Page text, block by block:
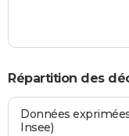
Répartition des
Données
Insee)